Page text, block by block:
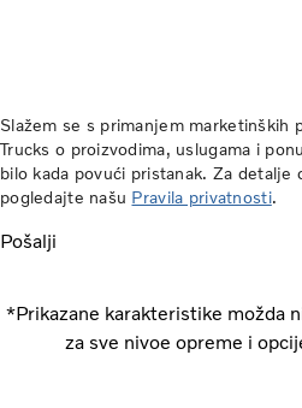
Slažem se s primanjem marketinških
Trucks o proizvodima, uslugama i
bilo kada povući pristanak. Za detalje
pogledajte našu Pravila privatnosti.
Pošalji
*Prikazane karakteristike možda
za sve nivoe opreme i